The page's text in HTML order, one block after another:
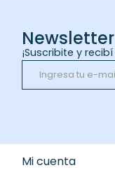
Newsletter
¡Suscribite y
Mi cuenta